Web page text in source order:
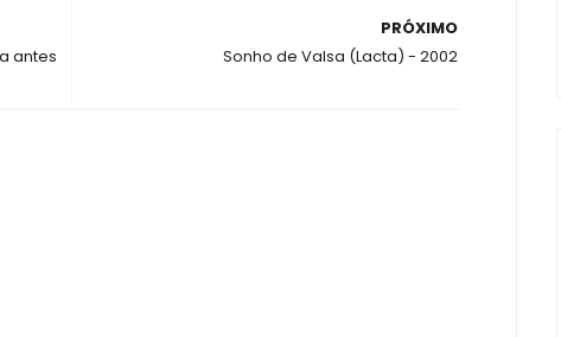
PRÓXIMO
Sonho de Valsa (Lacta) - 2002
antes